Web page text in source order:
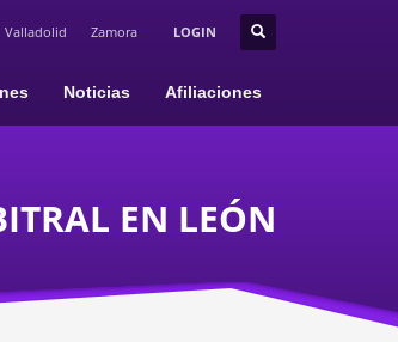
Valladolid Zamora LOGIN
Noticias Afiliaciones
EN LEÓN